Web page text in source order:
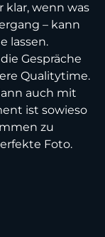
klar, wenn was
– kann
lassen.
Gespräche
Qualitytime.
auch mit
ist sowieso
zu
Foto.